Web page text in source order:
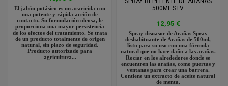
El jabón potásico es un acaricida con
una potente y rápida acción de
contacto. Su formulación oleosa, le
proporciona una mayor persistencia
de los efectos del tratamiento. Se trata
de un producto totalmente de origen
natural, sin plazo de seguridad.
Producto autorizado para
agricultura...
500ML STV
12,95 €
Spray disuasor de Arañas Spray
deshabituante de Arañas de 500ml,
listo para su uso con una fórmula
natural que no hace daño a las arañas.
Rociar en los alrededores donde se
encuentren las arañas, como puertas y
ventanas para crear una barrera.
Contiene un extracto de aceite natural
de menta.